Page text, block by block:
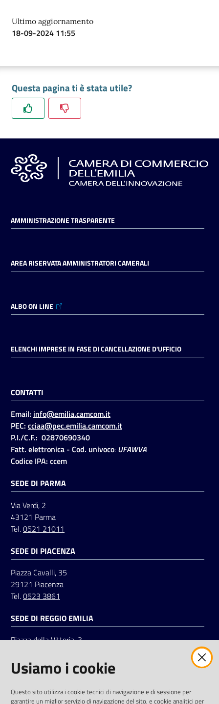
Ultimo aggiornamento
18-09-2024 11:55
Questa pagina ti è stata utile?
AMMINISTRAZIONE TRASPARENTE
AREA RISERVATA AMMINISTRATORI CAMERALI
ALBO ON LINE
ELENCHI IMPRESE IN FASE DI CANCELLAZIONE D'UFFICIO
CONTATTI
Email: info@emilia.camcom.it
PEC: cciaa@pec.emilia.camcom.it
P.I./C.F.: 02870690340
Fatt. elettronica - Cod. univoco: UFAWVA
Codice IPA: ccem
SEDE DI PARMA
Via Verdi, 2
43121 Parma
Tel.0521 21011
SEDE DI PIACENZA
Piazza Cavalli, 35
29121 Piacenza
Tel.0523 3861
SEDE DI REGGIO EMILIA
Piazza della Vittoria, 3
Tel.0522 7961
Usiamo i cookie
Questo sito utilizza i cookie tecnici di navigazione e di sessione per
garantire un miglior servizio di navigazione del sito, e cookie analitici per